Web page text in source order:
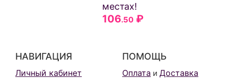
местах!
106.50 ₽
НАВИГАЦИЯ
Личный кабинет
ПОМОЩЬ
Оплата и Доставка